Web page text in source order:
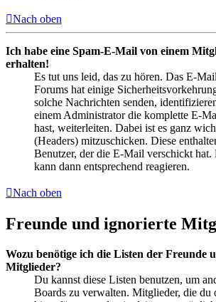
Nach oben
Ich habe eine Spam-E-Mail von einem
erhalten!
Es tut uns leid, das zu hören. Das E-
Forums hat einige
solche Nachrichten senden,
einem Administrator die komplette E-
hast, weiterleiten. Dabei ist es ganz
(Headers) mitzuschicken. Diese
Benutzer, der die E-Mail verschickt
kann dann entsprechend reagieren.
Nach oben
Freunde und ignorierte
Wozu benötige ich die Listen der Freunde
Mitglieder?
Du kannst diese Listen benutzen, um
Boards zu verwalten. Mitglieder, die du